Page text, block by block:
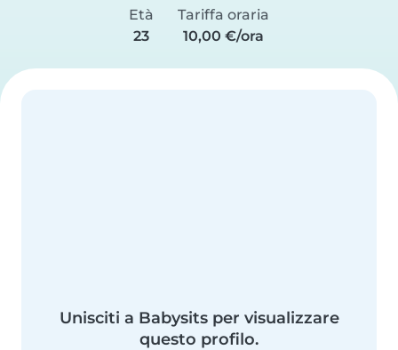
Età
23
Tariffa oraria
10,00 €/ora
Unisciti a Babysits per visualizzare
questo profilo.